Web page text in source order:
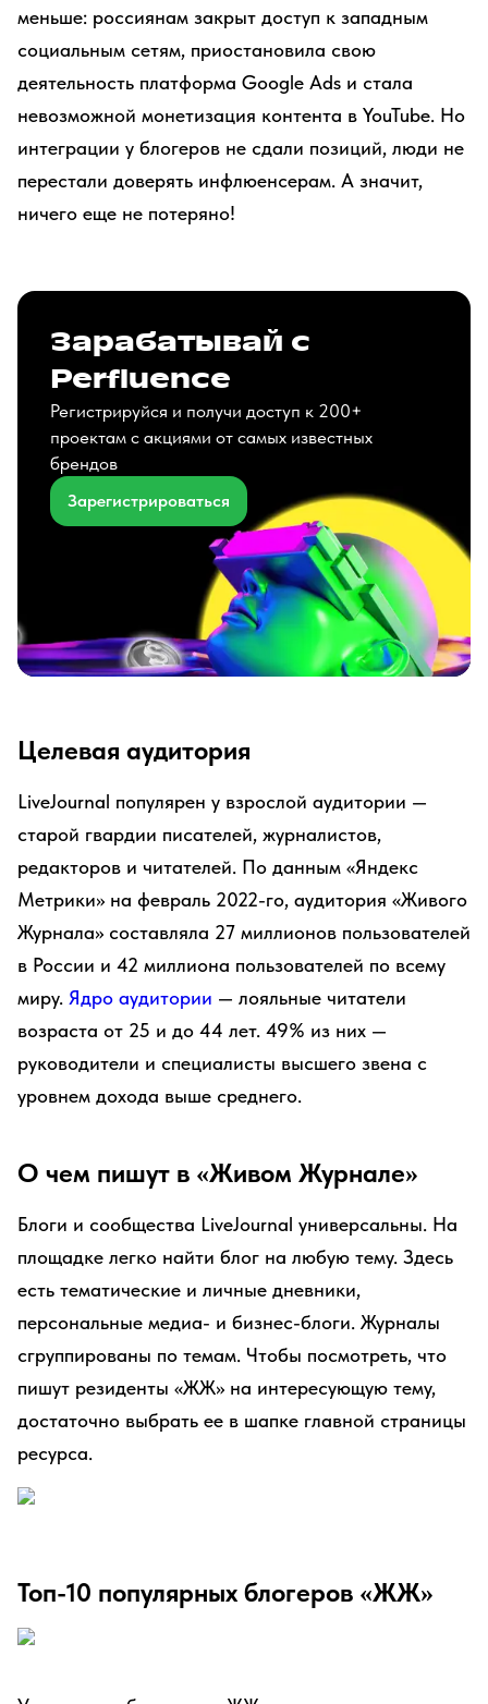
меньше: россиянам закрыт доступ к западным
социальным сетям, приостановила свою
деятельность платформа Google Ads и стала
невозможной монетизация контента в YouTube. Но
интеграции у блогеров не сдали позиций, люди не
перестали доверять инфлюенсерам. А значит,
ничего еще не потеряно!
Зарабатывай с
Perfluence
Регистрируйся и получи доступ к 200+
проектам с акциями от самых известных
брендов
Зарегистрироваться
Целевая аудитория
LiveJournal популярен у взрослой аудитории —
старой гвардии писателей, журналистов,
редакторов и читателей. По данным «Яндекс
Метрики» на февраль 2022-го, аудитория «Живого
Журнала» составляла 27 миллионов пользователей
в России и 42 миллиона пользователей по всему
миру. Ядро аудитории — лояльные читатели
возраста от 25 и до 44 лет. 49% из них —
руководители и специалисты высшего звена с
уровнем дохода выше среднего.
О чем пишут в «Живом Журнале»
Блоги и сообщества LiveJournal универсальны. На
площадке легко найти блог на любую тему. Здесь
есть тематические и личные дневники,
персональные медиа- и бизнес-блоги. Журналы
сгруппированы по темам. Чтобы посмотреть, что
пишут резиденты «ЖЖ» на интересующую тему,
достаточно выбрать ее в шапке главной страницы
ресурса.
Топ-10 популярных блогеров «ЖЖ»